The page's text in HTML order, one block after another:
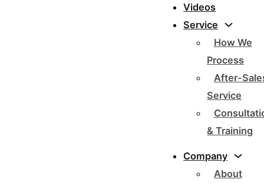
Videos
Service
How We
Process
After-
Service
& Training
Company
About